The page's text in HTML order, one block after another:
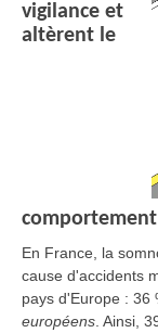
vigilance et
altèrent le
En France, la
cause d'accidents
pays d'Europe : 36
européens . Ainsi,